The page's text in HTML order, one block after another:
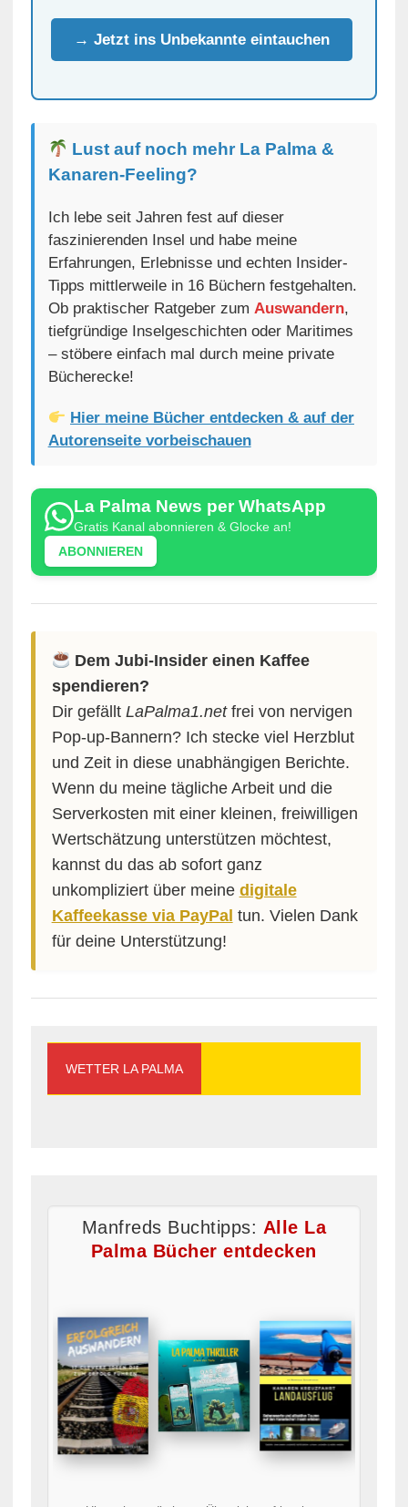
→ Jetzt ins Unbekannte eintauchen
Lust auf noch mehr La Palma &
Kanaren-Feeling?
Ich lebe seit Jahren fest auf dieser
faszinierenden Insel und habe meine
Erfahrungen, Erlebnisse und echten Insider-
Tipps mittlerweile in 16 Büchern festgehalten.
Ob praktischer Ratgeber zum Auswandern,
tiefgründige Inselgeschichten oder Maritimes
– stöbere einfach mal durch meine private
Bücherecke!
Hier meine Bücher entdecken & auf der
Autorenseite vorbeischauen
La Palma News per WhatsApp
Gratis Kanal abonnieren & Glocke an!
ABONNIEREN
Dem Jubi-Insider einen Kaffee
spendieren?
Dir gefällt LaPalma1.netfrei von nervigen
Pop-up-Bannern? Ich stecke viel Herzblut
und Zeit in diese unabhängigen Berichte.
Wenn du meine tägliche Arbeit und die
Serverkosten mit einer kleinen, freiwilligen
Wertschätzung unterstützen möchtest,
kannst du das ab sofort ganz
unkompliziert über meine digitale
Kaffeekasse via PayPal tun. Vielen Dank
für deine Unterstützung!
WETTER LA PALMA
Manfreds Buchtipps: Alle La
Palma Bücher entdecken